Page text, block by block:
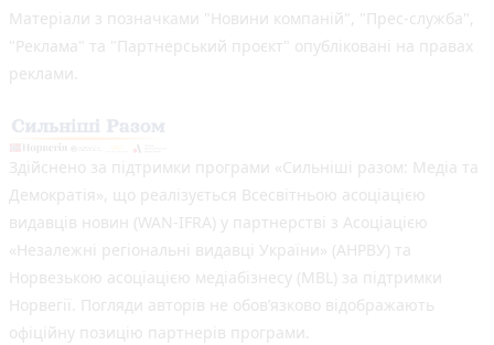
Матеріали з позначками "Новини компаній", "Прес-служба",
"Реклама" та "Партнерський проєкт" опубліковані на правах
реклами.
Здійснено за підтримки програми «Сильніші разом: Медіа та
Демократія», що реалізується Всесвітньою асоціацією
видавців новин (WAN-IFRA) у партнерстві з Асоціацією
«Незалежні регіональні видавці України» (АНРВУ) та
Норвезькою асоціацією медіабізнесу (MBL) за підтримки
Норвегії. Погляди авторів не обов’язково відображають
офіційну позицію партнерів програми.